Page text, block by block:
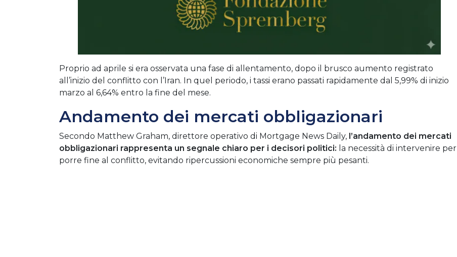
Proprio ad aprile si era osservata una fase di allentamento, dopo il brusco aumento registrato
all’inizio del conflitto con l’Iran. In quel periodo, i tassi erano passati rapidamente dal 5,99% di inizio
marzo al 6,64% entro la fine del mese.
Andamento dei mercati obbligazionari
Secondo Matthew Graham, direttore operativo di Mortgage News Daily, l’andamento dei mercati
obbligazionari rappresenta un segnale chiaro per i decisori politici: la necessità di intervenire per
porre fine al conflitto, evitando ripercussioni economiche sempre più pesanti.